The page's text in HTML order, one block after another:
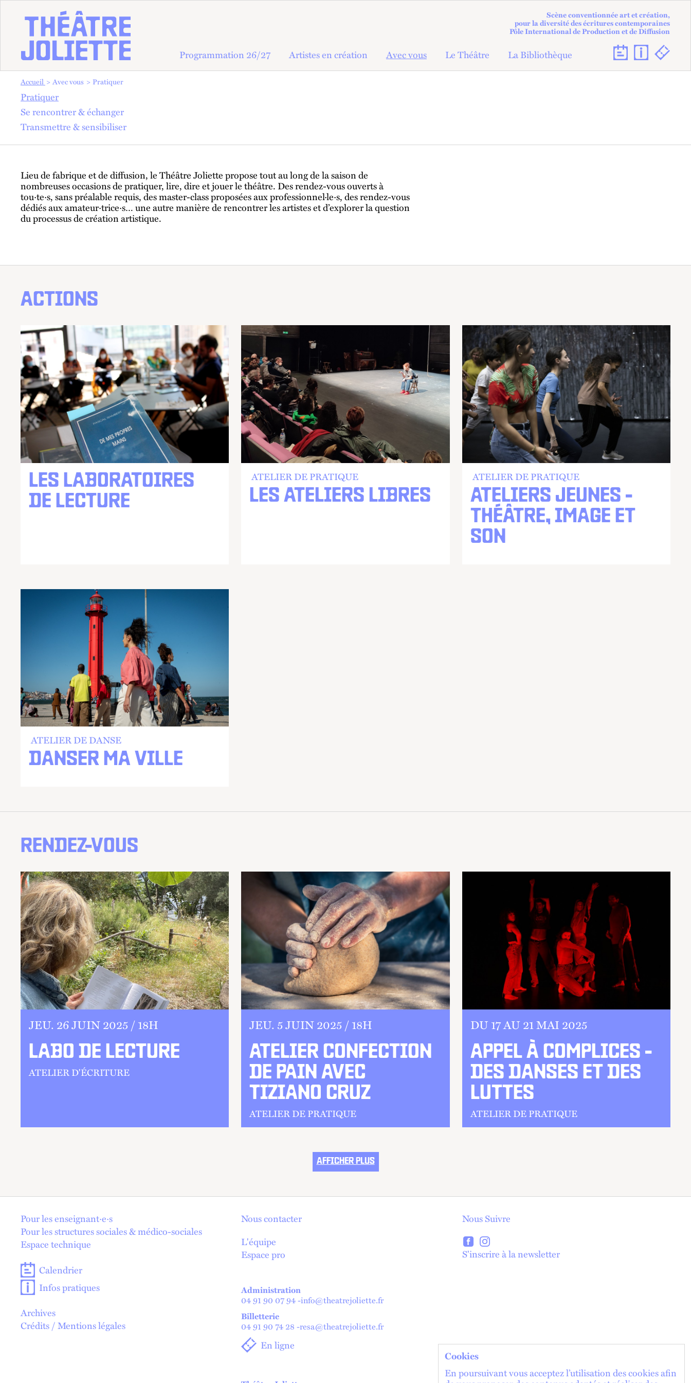
Scène conventionnée art et création,
pour la diversité des écritures contemporaines
Pôle International de Production et de Diffusion
Programmation 26/27 Artistes en création Avec vous Le Théâtre La Bibliothèque
Vous êtes dans :
Accueil Avec vous Pratiquer
PRATIQUER
Lieu de fabrique et de diffusion, le Théâtre Joliette propose tout au long de la saison de
nombreuses occasions de pratiquer, lire, dire et jouer le théâtre. Des rendez-vous ouverts à
tou·te·s, sans préalable requis, des master-class proposées aux professionnel·le·s, des rendez-vous
dédiés aux amateur·trice·s… une autre manière de rencontrer les artistes et d’explorer la question
du processus de création artistique.
ACTIONS
LES LABORATOIRES
DE LECTURE
LES ATELIERS LIBRES
ATELIER DE PRATIQUE
ATELIERS JEUNES -
THÉÂTRE, IMAGE ET
SON
ATELIER DE PRATIQUE
DANSER MA VILLE
ATELIER DE DANSE
RENDEZ-VOUS
LABO DE LECTURE
JEU. 26 JUIN 2025 /18H
ATELIER D'ÉCRITURE
ATELIER CONFECTION
DE PAIN AVEC
TIZIANO CRUZ
JEU. 5 JUIN 2025 /18H
ATELIER DE PRATIQUE
APPEL À COMPLICES -
DES DANSES ET DES
LUTTES
DU 17 AU21 MAI 2025
ATELIER DE PRATIQUE
AFFICHER PLUS
Pratiquer
Se rencontrer & échanger
Transmettre & sensibiliser
En 1 click !
Pour les enseignant·e·s
Pour les structures sociales & médico-sociales
Espace technique
Calendrier
Infos pratiques
Archives
Crédits / Mentions légales
Nous contacter
L'équipe
Espace pro
Administration
04 91 90 07 94-info@theatrejoliette.fr
Billetterie
04 91 90 74 28 -resa@theatrejoliette.fr
En ligne
Nous Suivre
lien externe
S'inscrire à la newsletterlien externe
Cookies
En poursuivant vous acceptez l’utilisation des cookies afin